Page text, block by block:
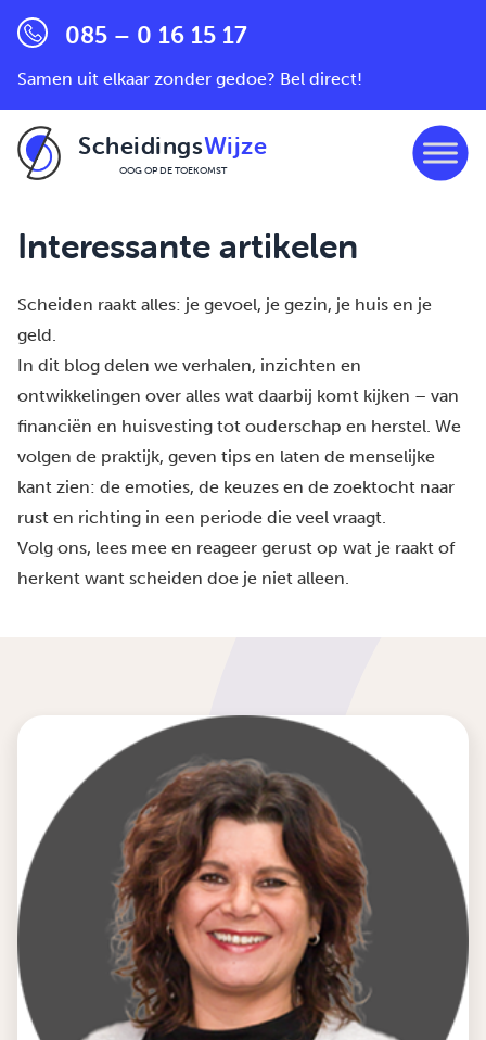
085 – 0 16 15 17
Samen uit elkaar zonder gedoe? Bel direct!
ScheidingsWijze
OOG OP DE TOEKOMST
Interessante artikelen
Scheiden raakt alles: je gevoel, je gezin, je huis en je
geld.
In dit blog delen we verhalen, inzichten en
ontwikkelingen over alles wat daarbij komt kijken – van
financiën en huisvesting tot ouderschap en herstel. We
volgen de praktijk, geven tips en laten de menselijke
kant zien: de emoties, de keuzes en de zoektocht naar
rust en richting in een periode die veel vraagt.
Volg ons, lees mee en reageer gerust op wat je raakt of
herkent want scheiden doe je niet alleen.